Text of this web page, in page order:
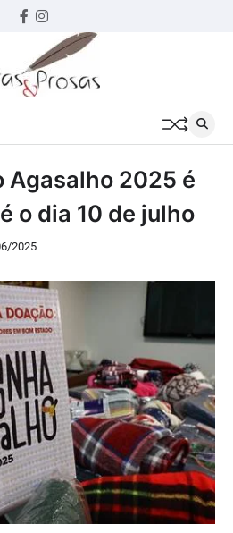
Facebook
instagram
Agasalho 2025 é
o dia 10 de julho
2025